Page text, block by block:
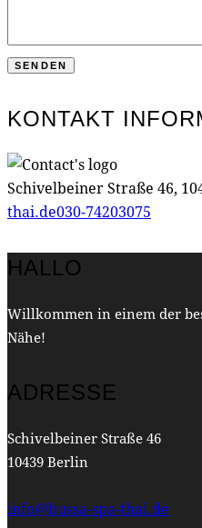
KONTAKT
Schivelbeiner Straße 46,
thai.de030-74203075
HALLO
Willkommen in einem der
Nähe!
ADRESSE
Schivelbeiner Straße 46
10439 Berlin
info@bussa-spa-thai.de